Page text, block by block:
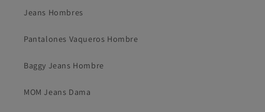
Jeans Hombres
Pantalones Vaqueros Hombre
Baggy Jeans Hombre
MOM Jeans Dama